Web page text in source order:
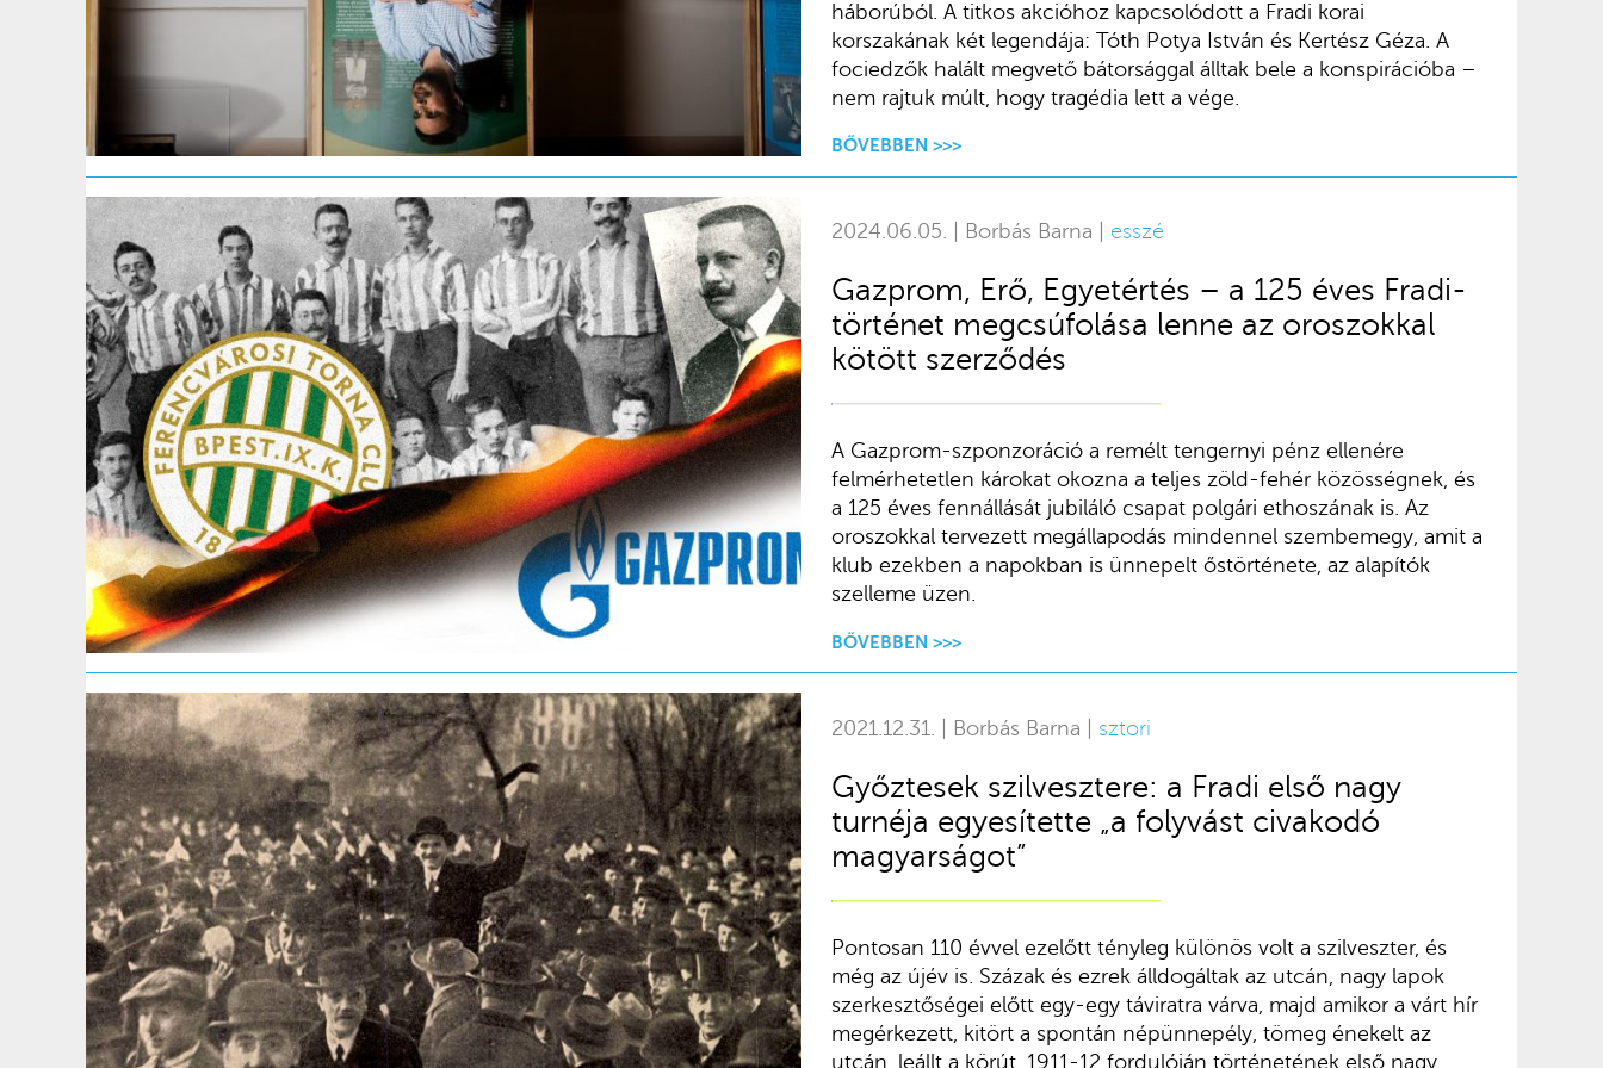
háborúból. A titkos akcióhoz kapcsolódott a Fradi korai
korszakának két legendája: Tóth Potya István és Kertész Géza. A
fociedzők halált megvető bátorsággal álltak bele a konspirációba –
nem rajtuk múlt, hogy tragédia lett a vége.
BŐVEBBEN >>>
2024.06.05. | Borbás Barna | esszé
Gazprom, Erő, Egyetértés – a 125 éves Fradi-
történet megcsúfolása lenne az oroszokkal
kötött szerződés
A Gazprom-szponzoráció a remélt tengernyi pénz ellenére
felmérhetetlen károkat okozna a teljes zöld-fehér közösségnek, és
a 125 éves fennállását jubiláló csapat polgári ethoszának is. Az
oroszokkal tervezett megállapodás mindennel szembemegy, amit a
klub ezekben a napokban is ünnepelt őstörténete, az alapítók
szelleme üzen.
BŐVEBBEN >>>
2021.12.31. | Borbás Barna | sztori
Győztesek szilvesztere: a Fradi első nagy
turnéja egyesítette „a folyvást civakodó
magyarságot”
Pontosan 110 évvel ezelőtt tényleg különös volt a szilveszter, és
még az újév is. Százak és ezrek álldogáltak az utcán, nagy lapok
szerkesztőségei előtt egy-egy táviratra várva, majd amikor a várt hír
megérkezett, kitört a spontán népünnepély, tömeg énekelt az
utcán, leállt a körút. 1911-12 fordulóján történetének első nagy